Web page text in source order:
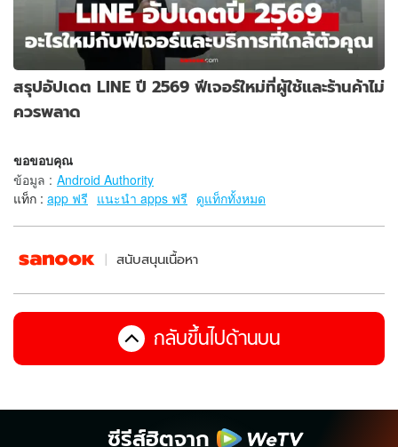
สรุปอัปเดต LINE ปี 2569 ฟีเจอร์ใหม่ที่ผู้ใช้และร้านค้าไม่
ควรพลาด
ขอขอบคุณ
ข้อมูล : Android Authority
แท็ก : app ฟรี แนะนำ apps ฟรี ดูแท็กทั้งหมด
สนับสนุนเนื้อหา
กลับขึ้นไปด้านบน
ซีรีส์ฮิตจาก